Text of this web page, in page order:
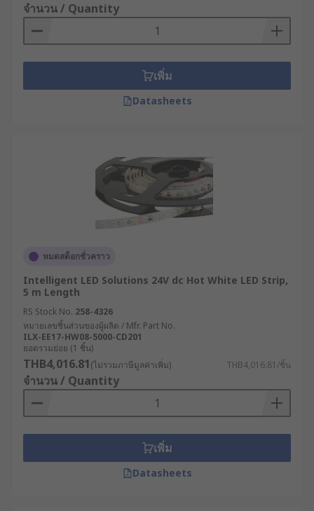
Accent lighting in home and in retail
Under cabinet lighting
Media centre lighting
LED light strips come in various lengths to suit
different applications. Easy to use connectors are
available to help with installation.
household scissors where instructed and can be
datasheet for guidance before cutting any LED
adhesive backing for easy installation.
Are they waterproof?
There is a wide range of LED strip lights
available with different IP Ratings. This
demonstrates how "waterproof" the LED strip is.
If you require LED lighting which is completely
waterproof, you may which to go for a higher
rating, for example, IP67 & IP67. If you require
your LED strip light to be splashproof, IP45 may
จำนวน / Quantity
เพิ่ม
Datasheets
หมดสต็อกชั่วคราว
Intelligent LED Solutions 24V dc Hot White LED Strip,
5 m Length
RS Stock No. 258-4326
หมายเลขชิ้นส่วนของผู้ผลิต / Mfr. Part No.
ILX-EE17-HW08-5000-CD201
ยอดรวมย่อย (1 ชิ้น)
THB4,016.81(ไม่รวมภาษีมูลค่าเพิ่ม) THB4,016.81/ชิ้น
จำนวน / Quantity
เพิ่ม
Datasheets